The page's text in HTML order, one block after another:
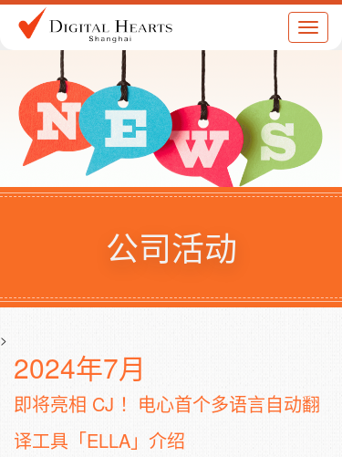
Toggle
公司活动
>
2024年7月
即将亮相 CJ ！电心首个多语言自动翻
译工具「ELLA」介绍